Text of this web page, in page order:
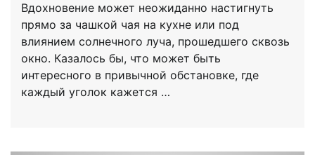
Вдохновение может неожиданно настигнуть
прямо за чашкой чая на кухне или под
влиянием солнечного луча, прошедшего сквозь
окно. Казалось бы, что может быть
интересного в привычной обстановке, где
каждый уголок кажется …